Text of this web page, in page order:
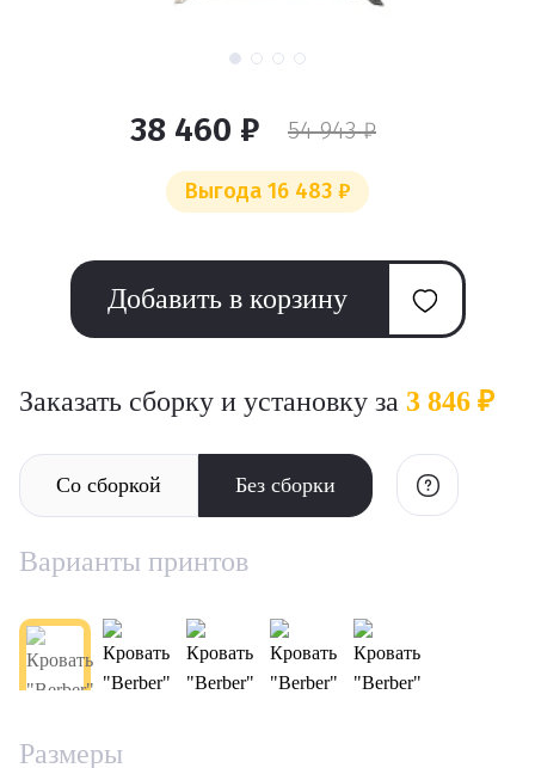
38 460 ₽ 54 943 ₽
Выгода 16 483 ₽
Добавить в корзину
Заказать сборку и установку за 3 846 ₽
Со сборкой Без сборки
Варианты принтов
Размеры